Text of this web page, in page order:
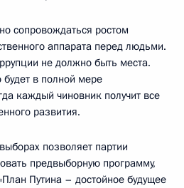
сопровождаться ростом
аппарата перед людьми.
не должно быть места.
будет в полной мере
каждый чиновник получит все
развития.
позволяет партии
предвыборную программу,
Путина – достойное будущее